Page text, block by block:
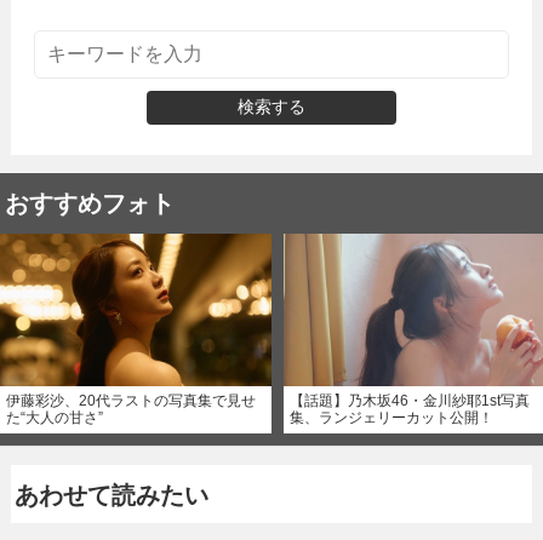
検索する
おすすめフォト
伊藤彩沙、20代ラストの写真集で見せ
た“大人の甘さ”
【話題】乃木坂46・金川紗耶1st写真
集、ランジェリーカット公開！
あわせて読みたい